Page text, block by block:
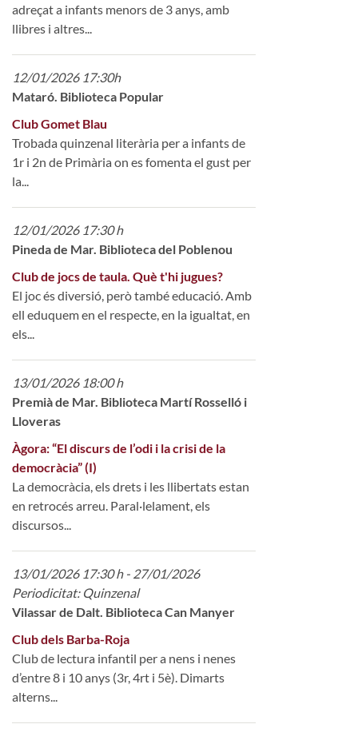
adreçat a infants menors de 3 anys, amb
llibres i altres...
12/01/2026 17:30h
Mataró. Biblioteca Popular
Club Gomet Blau
Trobada quinzenal literària per a infants de
1r i 2n de Primària on es fomenta el gust per
la...
12/01/2026 17:30 h
Pineda de Mar. Biblioteca del Poblenou
Club de jocs de taula. Què t'hi jugues?
El joc és diversió, però també educació. Amb
ell eduquem en el respecte, en la igualtat, en
els...
13/01/2026 18:00 h
Premià de Mar. Biblioteca Martí Rosselló i
Lloveras
Àgora: “El discurs de l’odi i la crisi de la
democràcia” (I)
La democràcia, els drets i les llibertats estan
en retrocés arreu. Paral·lelament, els
discursos...
13/01/2026 17:30 h - 27/01/2026
Periodicitat: Quinzenal
Vilassar de Dalt. Biblioteca Can Manyer
Club dels Barba-Roja
Club de lectura infantil per a nens i nenes
d’entre 8 i 10 anys (3r, 4rt i 5è). Dimarts
alterns...